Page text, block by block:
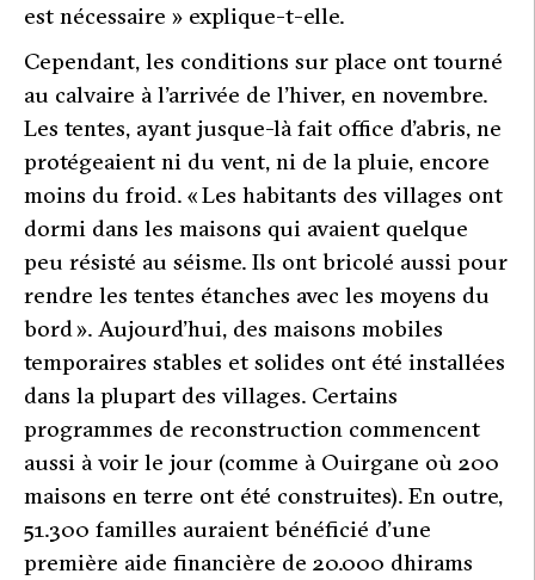
est nécessaire » explique-t-elle.
Cependant, les conditions sur place ont tourné
au calvaire à l’arrivée de l’hiver, en novembre.
Les tentes, ayant jusque-là fait office d’abris, ne
protégeaient ni du vent, ni de la pluie, encore
moins du froid. « Les habitants des villages ont
dormi dans les maisons qui avaient quelque
peu résisté au séisme. Ils ont bricolé aussi pour
rendre les tentes étanches avec les moyens du
bord ». Aujourd’hui, des maisons mobiles
temporaires stables et solides ont été installées
dans la plupart des villages. Certains
programmes de reconstruction commencent
aussi à voir le jour (comme à Ouirgane où 200
maisons en terre ont été construites). En outre,
51.300 familles auraient bénéficié d’une
première aide financière de 20.000 dhirams